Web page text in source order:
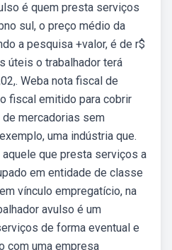
é quem presta serviços
sul, o preço médio da
a pesquisa +valor, é de r$
úteis o trabalhador terá
Weba nota fiscal de
fiscal emitido para cobrir
mercadorias sem
uma indústria que.
que presta serviços a
em entidade de classe
vínculo empregatício, na
avulso é um
de forma eventual e
com uma empresa